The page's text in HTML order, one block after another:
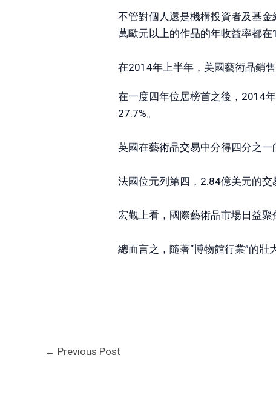
不管對個人還是機構投資者及基
萬歐元以上的作品的年收益率都在
在2014年上半年，美國藝術品銷
在一度四年位居榜首之後，2014
27.7%。
英國在藝術品交易中分得四分之一
法國位元列第四，2.84億美元的交
宏觀上看，國際藝術品市場日益
總而言之，隨著“博物館行業”的
← Previous Post